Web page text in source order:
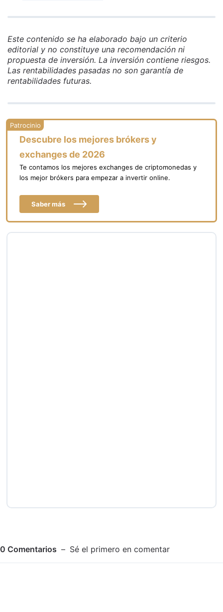
Este contenido se ha elaborado bajo un criterio
editorial y no constituye una recomendación ni
propuesta de inversión. La inversión contiene riesgos.
Las rentabilidades pasadas no son garantía de
rentabilidades futuras.
Descubre los mejores brókers y
exchanges de 2026
Te contamos los mejores exchanges de criptomonedas y
los mejor brókers para empezar a invertir online.
Saber más
0 Comentarios Sé el primero en comentar